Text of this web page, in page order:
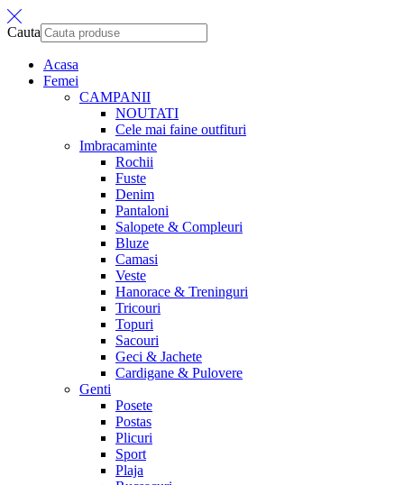
Cauta
Acasa
Femei
CAMPANII
NOUTATI
Cele mai faine outfituri
Imbracaminte
Rochii
Fuste
Denim
Pantaloni
Salopete & Compleuri
Bluze
Camasi
Veste
Hanorace & Treninguri
Tricouri
Topuri
Sacouri
Geci & Jachete
Cardigane & Pulovere
Genti
Posete
Postas
Plicuri
Sport
Plaja